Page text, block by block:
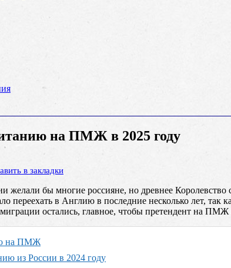
на ПМЖ в 2025 году
в закладки
желали бы многие россияне, но древнее
переехать в Англию в последние несколько лет,
остались, главное, чтобы претендент на ПМЖ
на ПМЖ
из России в 2024 году